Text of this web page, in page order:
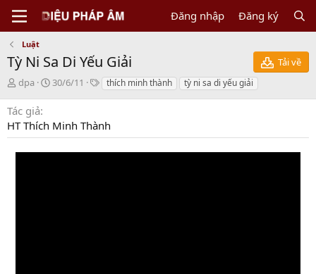
Đăng nhập Đăng ký
Luật
Tỳ Ni Sa Di Yếu Giải
Tải về
N
ư
ờ
i
dpa
C
a
t
30/6/11
T thích minh thành tỳ ni sa di yếu giải
Tác giả
HT Thích Minh Thành